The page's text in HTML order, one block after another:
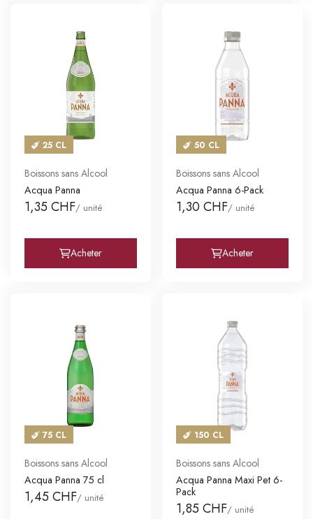
25 CL
Boissons sans Alcool
Acqua Panna
1,35 CHF/ unité
Acheter
50 CL
Boissons sans Alcool
Acqua Panna 6-Pack
1,30 CHF/ unité
Acheter
75 CL
Boissons sans Alcool
Acqua Panna 75 cl
1,45 CHF/ unité
150 CL
Boissons sans Alcool
Acqua Panna Maxi Pet 6-
Pack
1,85 CHF/ unité